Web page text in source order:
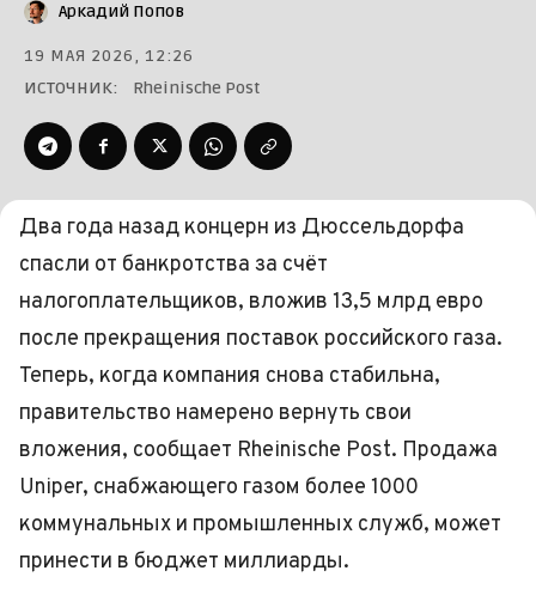
Аркадий Попов
19 МАЯ 2026, 12:26
ИСТОЧНИК:
Rheinische Post
Два года назад концерн из Дюссельдорфа
спасли от банкротства за счёт
налогоплательщиков, вложив 13,5 млрд евро
после прекращения поставок российского газа.
Теперь, когда компания снова стабильна,
правительство намерено вернуть свои
вложения, сообщает Rheinische Post. Продажа
Uniper, снабжающего газом более 1000
коммунальных и промышленных служб, может
принести в бюджет миллиарды.